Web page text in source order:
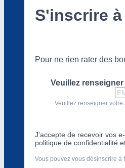
S'inscrire
Pour ne rien rater des
Veuillez
Veuillez renseigner
J'accepte de recevoir vos
politique de confidentialité
Vous pouvez vous désinscrire à